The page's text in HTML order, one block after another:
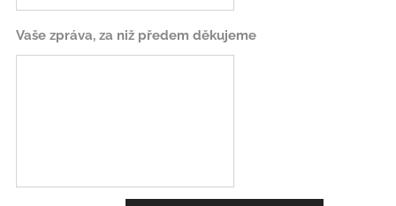
Vaše zpráva, za niž předem děkujeme